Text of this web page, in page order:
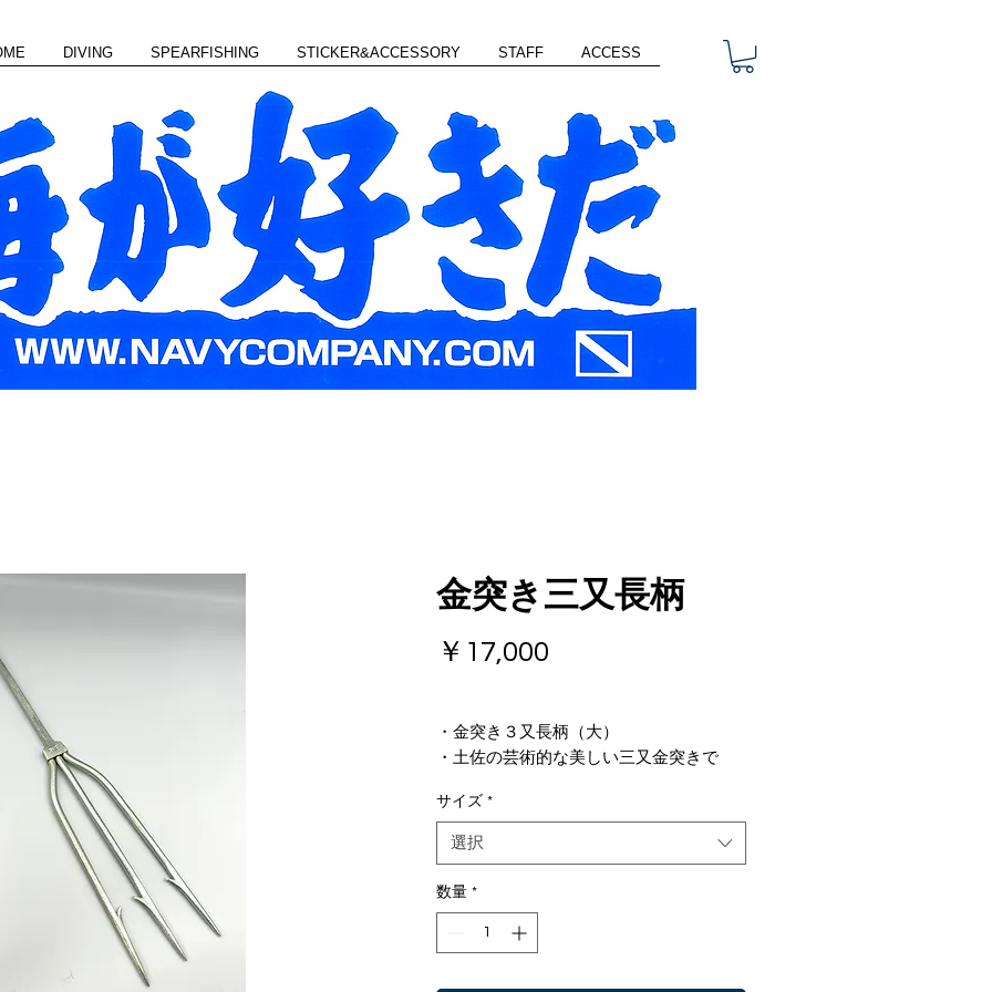
DIVING SPEARFISHING STICKER&ACCESSORY STAFF ACCESS
金突き三又長柄
￥17,000
・金突き３又長柄（大）
・土佐の芸術的な美しい三又金突きで
・鍛造火造りの今では、幻のヤス先で
す。
いません。
・当店オーナ秘蔵のBOXからの特別販
・対象魚石鯛、スズキ、チヌ、アイナ
サイズ *
選択
数量 *